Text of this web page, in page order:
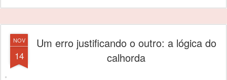
NOV
14
Um erro justificando o outro: a lógica do
calhorda